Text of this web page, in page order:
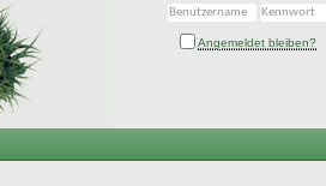
Angemeldet bleiben?